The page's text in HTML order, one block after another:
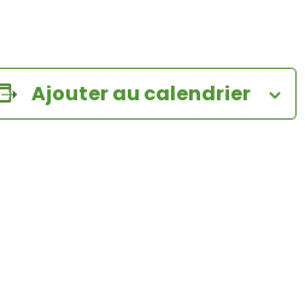
Ajouter au calendrier